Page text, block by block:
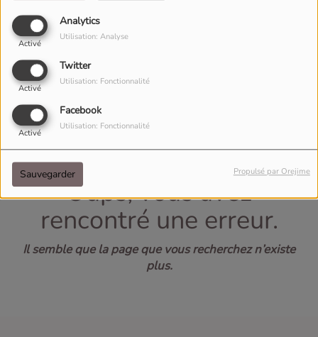
Analytics
Activé
Utilisation: Analyse
Twitter
Activé
Utilisation: Fonctionnalité
Facebook
Activé
Utilisation: Fonctionnalité
Sauvegarder Propulsé par Orejime
Oups, vous avez
rencontré une erreur.
Il semble que la page que vous recherchez n’existe
plus.